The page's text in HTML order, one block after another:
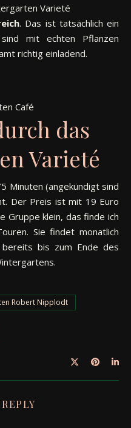
Varieté
. Das ist tatsächlich ein
mit echten Pflanzen
richtig einladend.
Café
das
Varieté
Minuten (angekündigt sind
Der Preis ist mit 19 Euro
Gruppe klein, das finde ich
Sie findet monatlich
bis zum Ende des
Robert Nipplodt